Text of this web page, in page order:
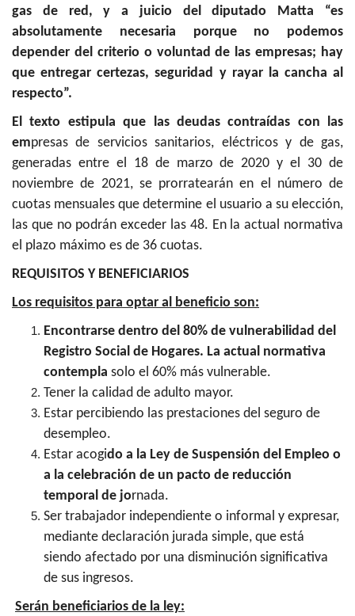
gas de red, y a juicio del diputado Matta “es
absolutamente necesaria porque no podemos
depender del criterio o voluntad de las empresas; hay
que entregar certezas, seguridad y rayar la cancha al
respecto”.
El texto estipula que las deudas contraídas con las
empresas de servicios sanitarios, eléctricos y de gas,
generadas entre el 18 de marzo de 2020 y el 30 de
noviembre de 2021, se prorratearán en el número de
cuotas mensuales que determine el usuario a su elección,
las que no podrán exceder las 48. En la actual normativa
el plazo máximo es de 36 cuotas.
REQUISITOS Y BENEFICIARIOS
Los requisitos para optar al beneficio son:
Encontrarse dentro del 80% de vulnerabilidad del
Registro Social de Hogares. La actual normativa
contempla solo el 60% más vulnerable.
Tener la calidad de adulto mayor.
Estar percibiendo las prestaciones del seguro de
desempleo.
Estar acogido a la Ley de Suspensión del Empleo o
a la celebración de un pacto de reducción
temporal de jornada.
Ser trabajador independiente o informal y expresar,
mediante declaración jurada simple, que está
siendo afectado por una disminución significativa
de sus ingresos.
Serán beneficiarios de la ley: